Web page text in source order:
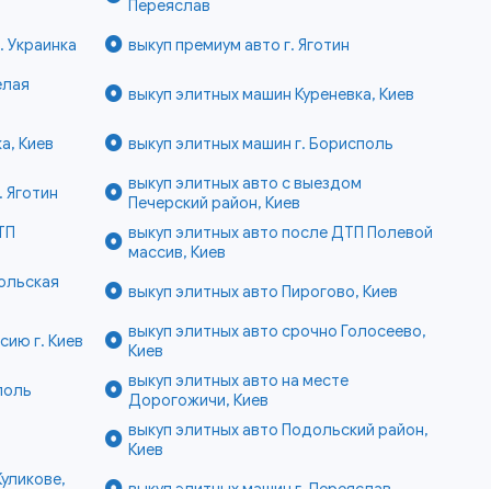
Переяслав
Украинка
выкуп премиум авто г. Яготин
выкуп элитных машин Куреневка, Киев
Киев выкуп элитных машин г. Борисполь
Яготин
выкуп элитных авто с выездом
Печерский район, Киев
выкуп элитных авто после ДТП Полевой
массив, Киев
выкуп элитных авто Пирогово, Киев
г. Киев
выкуп элитных авто срочно Голосеево,
Киев
выкуп элитных авто на месте
Дорогожичи, Киев
выкуп элитных авто Подольский район,
Киев